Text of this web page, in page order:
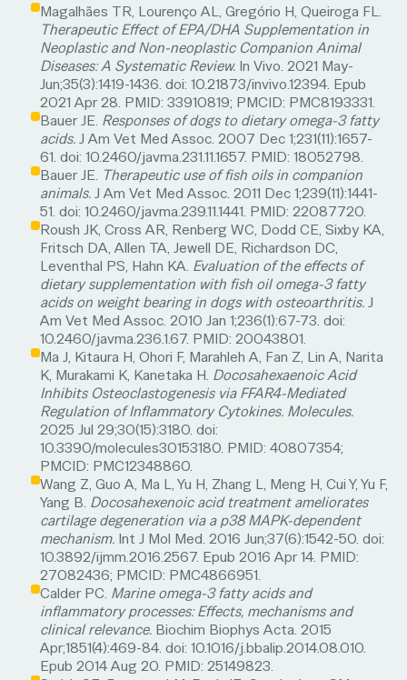
Magalhães TR, Lourenço AL, Gregório H, Queiroga FL.
Therapeutic Effect of EPA/DHA Supplementation in
Neoplastic and Non-neoplastic Companion Animal
Diseases: A Systematic Review.In Vivo. 2021 May-
Jun;35(3):1419-1436. doi: 10.21873/invivo.12394. Epub
2021 Apr 28. PMID: 33910819; PMCID: PMC8193331.
Bauer JE. Responses of dogs to dietary omega-3 fatty
acids.J Am Vet Med Assoc. 2007 Dec 1;231(11):1657-
61. doi: 10.2460/javma.231.11.1657. PMID: 18052798.
Bauer JE. Therapeutic use of fish oils in companion
animals.J Am Vet Med Assoc. 2011 Dec 1;239(11):1441-
51. doi: 10.2460/javma.239.11.1441. PMID: 22087720.
Roush JK, Cross AR, Renberg WC, Dodd CE, Sixby KA,
Fritsch DA, Allen TA, Jewell DE, Richardson DC,
Leventhal PS, Hahn KA. Evaluation of the effects of
dietary supplementation with fish oil omega-3 fatty
acids on weight bearing in dogs with osteoarthritis.J
Am Vet Med Assoc. 2010 Jan 1;236(1):67-73. doi:
10.2460/javma.236.1.67. PMID: 20043801.
Ma J, Kitaura H, Ohori F, Marahleh A, Fan Z, Lin A, Narita
K, Murakami K, Kanetaka H. Docosahexaenoic Acid
Inhibits Osteoclastogenesis via FFAR4-Mediated
Regulation of Inflammatory Cytokines. Molecules.
2025 Jul 29;30(15):3180. doi:
10.3390/molecules30153180. PMID: 40807354;
PMCID: PMC12348860.
Wang Z, Guo A, Ma L, Yu H, Zhang L, Meng H, Cui Y, Yu F,
Yang B. Docosahexenoic acid treatment ameliorates
cartilage degeneration via a p38 MAPK-dependent
mechanism.Int J Mol Med. 2016 Jun;37(6):1542-50. doi:
10.3892/ijmm.2016.2567. Epub 2016 Apr 14. PMID:
27082436; PMCID: PMC4866951.
Calder PC. Marine omega-3 fatty acids and
inflammatory processes: Effects, mechanisms and
clinical relevance.Biochim Biophys Acta. 2015
Apr;1851(4):469-84. doi: 10.1016/j.bbalip.2014.08.010.
Epub 2014 Aug 20. PMID: 25149823.